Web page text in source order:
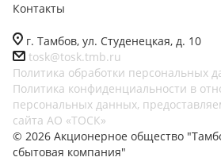
Контакты
г. Тамбов, ул. Студенецкая, д. 10
tosk@tosk.tmb.ru
Политика обработки персональных
Политика конфиденциальности в
персональных данных,
сайта АО «ТОСК»
© 2026 Акционерное общество
сбытовая компания"